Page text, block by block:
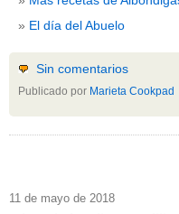
El día del Abuelo
Sin comentarios
Publicado por Marieta Cookpad
11 de mayo de 2018